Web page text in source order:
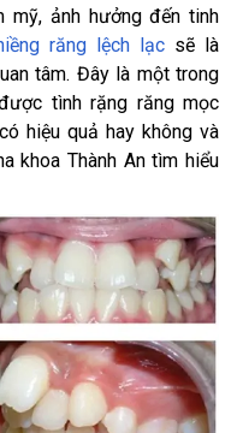
ảnh hưởng đến tinh
răng lệch lạcsẽ là
tâm. Đây là một trong
tình rặng răng mọc
hiệu quả hay không và
khoa Thành An tìm hiểu